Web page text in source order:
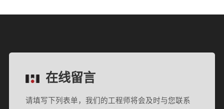
在线留言
请填写下列表单，我们的工程师将会及时与您联系